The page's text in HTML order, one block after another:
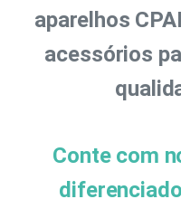
aparelhos
acessórios
Conte com